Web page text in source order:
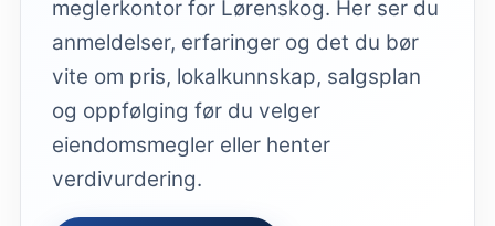
meglerkontor for Lørenskog. Her ser du
anmeldelser, erfaringer og det du bør
vite om pris, lokalkunnskap, salgsplan
og oppfølging før du velger
eiendomsmegler eller henter
verdivurdering.